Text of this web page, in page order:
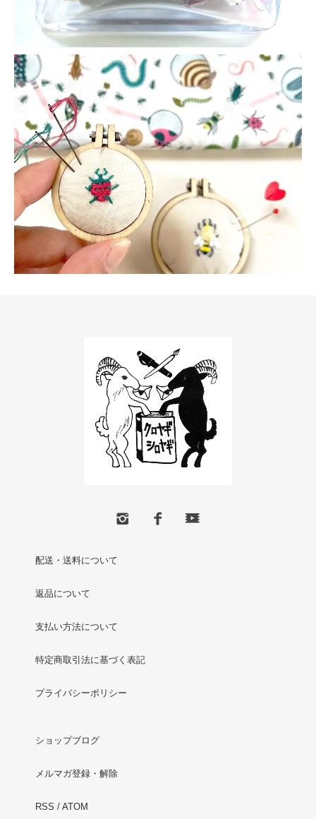
配送・送料について
返品について
支払い方法について
特定商取引法に基づく表記
プライバシーポリシー
ショップブログ
メルマガ登録・解除
RSS / ATOM